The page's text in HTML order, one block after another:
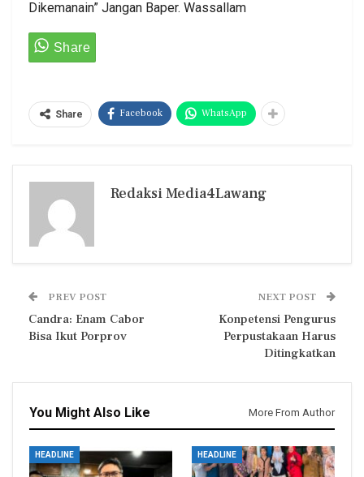
Dikemanain” Jangan Baper. Wassallam
Share Facebook WhatsApp
Redaksi Media4Lawang
PREV POST
Candra: Enam Cabor
Bisa Ikut Porprov
NEXT POST
Konpetensi Pengurus
Perpustakaan Harus
Ditingkatkan
You Might Also Like More From Author
HEADLINE HEADLINE